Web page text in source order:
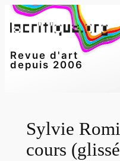
Aller
au
Revue d'art
depuis 2006
Sylvie
cours